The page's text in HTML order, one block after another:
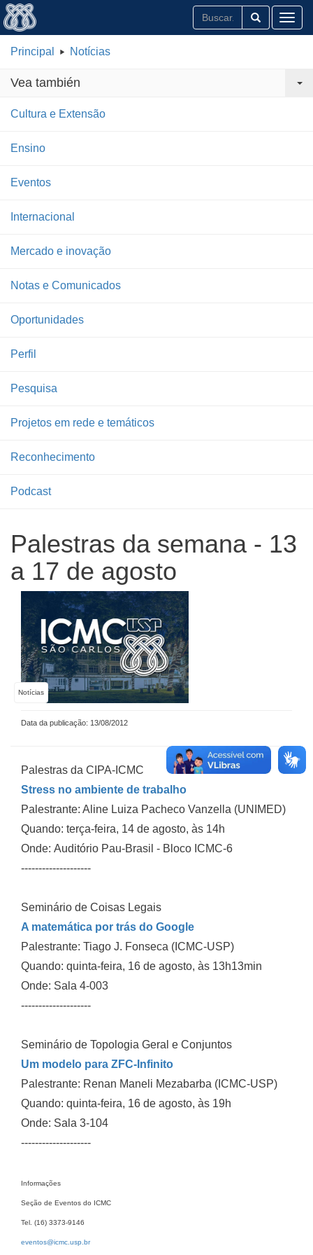
Principal Notícias
Vea también
Cultura e Extensão
Ensino
Eventos
Internacional
Mercado e inovação
Notas e Comunicados
Oportunidades
Perfil
Pesquisa
Projetos em rede e temáticos
Reconhecimento
Podcast
Palestras da semana - 13
a 17 de agosto
Notícias
Data da publicação: 13/08/2012
Palestras da CIPA-ICMC
Stress no ambiente de trabalho
Palestrante: Aline Luiza Pacheco Vanzella (UNIMED)
Quando: terça-feira, 14 de agosto, às 14h
Onde: Auditório Pau-Brasil - Bloco ICMC-6
--------------------
Seminário de Coisas Legais
A matemática por trás do Google
Palestrante: Tiago J. Fonseca (ICMC-USP)
Quando: quinta-feira, 16 de agosto, às 13h13min
Onde: Sala 4-003
--------------------
Seminário de Topologia Geral e Conjuntos
Um modelo para ZFC-Infinito
Palestrante: Renan Maneli Mezabarba (ICMC-USP)
Quando: quinta-feira, 16 de agosto, às 19h
Onde: Sala 3-104
--------------------
Informações
Seção de Eventos do ICMC
Tel. (16) 3373-9146
eventos@icmc.usp.br